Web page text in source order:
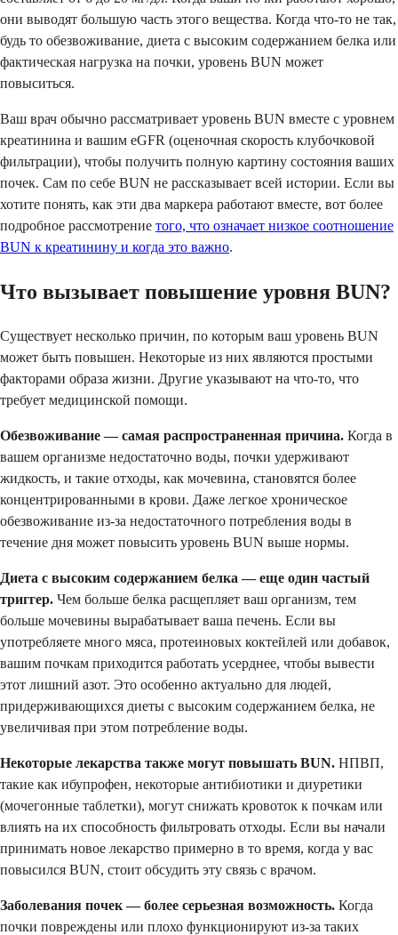
они выводят большую часть этого вещества. Когда что-то не так,
будь то обезвоживание, диета с высоким содержанием белка или
фактическая нагрузка на почки, уровень BUN может
повыситься.
Ваш врач обычно рассматривает уровень BUN вместе с уровнем
креатинина и вашим eGFR (оценочная скорость клубочковой
фильтрации), чтобы получить полную картину состояния ваших
почек. Сам по себе BUN не рассказывает всей истории. Если вы
хотите понять, как эти два маркера работают вместе, вот более
подробное рассмотрение того, что означает низкое соотношение
BUN к креатинину и когда это важно.
Что вызывает повышение уровня BUN?
Существует несколько причин, по которым ваш уровень BUN
может быть повышен. Некоторые из них являются простыми
факторами образа жизни. Другие указывают на что-то, что
требует медицинской помощи.
Обезвоживание — самая распространенная причина. Когда в
вашем организме недостаточно воды, почки удерживают
жидкость, и такие отходы, как мочевина, становятся более
концентрированными в крови. Даже легкое хроническое
обезвоживание из-за недостаточного потребления воды в
течение дня может повысить уровень BUN выше нормы.
Диета с высоким содержанием белка — еще один частый
триггер. Чем больше белка расщепляет ваш организм, тем
больше мочевины вырабатывает ваша печень. Если вы
употребляете много мяса, протеиновых коктейлей или добавок,
вашим почкам приходится работать усерднее, чтобы вывести
этот лишний азот. Это особенно актуально для людей,
придерживающихся диеты с высоким содержанием белка, не
увеличивая при этом потребление воды.
Некоторые лекарства также могут повышать BUN. НПВП,
такие как ибупрофен, некоторые антибиотики и диуретики
(мочегонные таблетки), могут снижать кровоток к почкам или
влиять на их способность фильтровать отходы. Если вы начали
принимать новое лекарство примерно в то время, когда у вас
повысился BUN, стоит обсудить эту связь с врачом.
Заболевания почек — более серьезная возможность. Когда
почки повреждены или плохо функционируют из-за таких